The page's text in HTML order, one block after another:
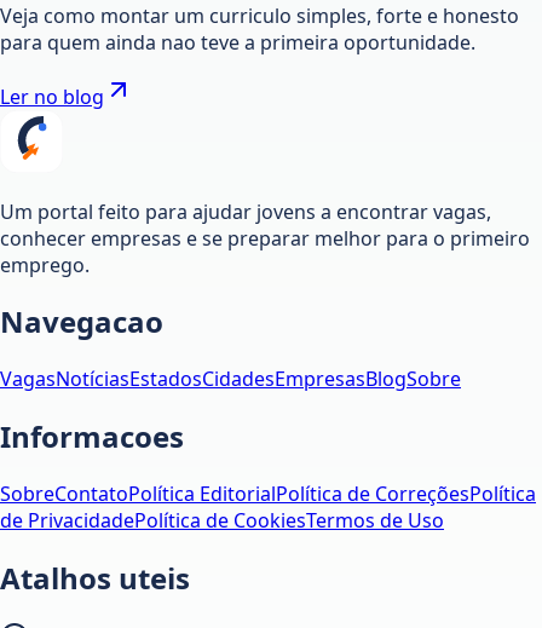
Veja como montar um curriculo simples, forte e honesto
para quem ainda nao teve a primeira oportunidade.
Ler no blog
Um portal feito para ajudar jovens a encontrar vagas,
conhecer empresas e se preparar melhor para o primeiro
emprego.
Navegacao
VagasNotíciasEstadosCidadesEmpresasBlogSobre
Informacoes
SobreContatoPolítica EditorialPolítica de CorreçõesPolítica
de PrivacidadePolítica de CookiesTermos de Uso
Atalhos uteis